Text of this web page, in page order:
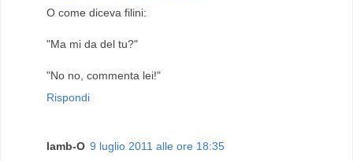
O come diceva filini:
"Ma mi da del tu?"
"No no, commenta lei!"
Rispondi
lamb-O 9 luglio 2011 alle ore 18:35